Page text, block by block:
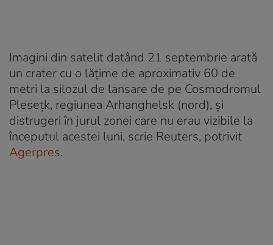
Imagini din satelit datând 21 septembrie arată
un crater cu o lăţime de aproximativ 60 de
metri la silozul de lansare de pe Cosmodromul
Pleseţk, regiunea Arhanghelsk (nord), şi
distrugeri în jurul zonei care nu erau vizibile la
începutul acestei luni, scrie Reuters, potrivit
Agerpres.